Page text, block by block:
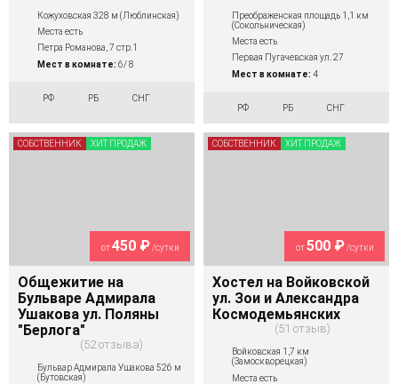
Кожуховская 328 м (Люблинская)
Места есть
Петра Романова, 7 стр.1
Мест в комнате: 6/ 8
РФ РБ СНГ
Преображенская площадь 1,1 км
(Сокольническая)
Места есть
Первая Пугачевская ул. 27
Мест в комнате: 4
РФ РБ СНГ
от450 ₽/сутки
Общежитие на
Бульваре Адмирала
Ушакова ул. Поляны
"Берлога"
52 отзыва
Бульвар Адмирала Ушакова 526 м
(Бутовская)
СОБСТВЕННИК ХИТ ПРОДАЖ
от500 ₽/сутки
Хостел на Войковской
ул. Зои и Александра
Космодемьянских
51 отзыв
Войковская 1,7 км
(Замоскворецкая)
Места есть
СОБСТВЕННИК ХИТ ПРОДАЖ